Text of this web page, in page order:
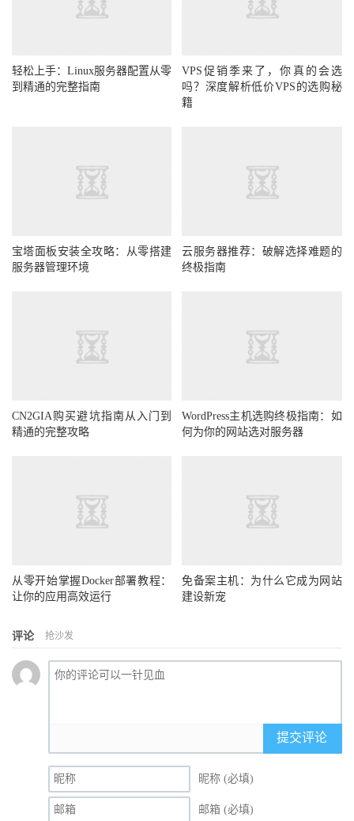
轻松上手：Linux服务器配置从零
到精通的完整指南
VPS促销季来了，你真的会选
吗？深度解析低价VPS的选购秘
籍
宝塔面板安装全攻略：从零搭建
服务器管理环境
云服务器推荐：破解选择难题的
终极指南
CN2GIA购买避坑指南从入门到
精通的完整攻略
WordPress主机选购终极指南：如
何为你的网站选对服务器
从零开始掌握Docker部署教程：
让你的应用高效运行
免备案主机：为什么它成为网站
建设新宠
评论 抢沙发
提交评论
昵称 (必填)
邮箱 (必填)